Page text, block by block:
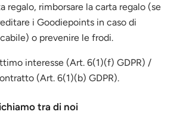
regalo, rimborsare la carta regalo (se
i Goodiepoints in caso di
o prevenire le frodi.
interesse (Art. 6(1)(f) GDPR) /
(Art. 6(1)(b) GDPR).
tra di noi